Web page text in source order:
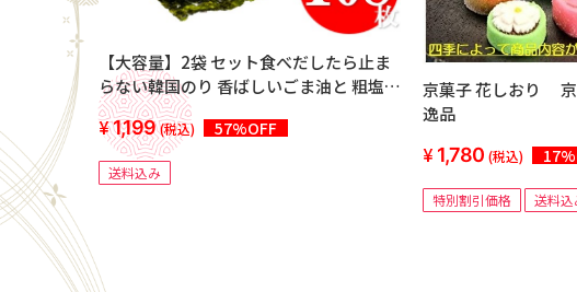
【大容量】2袋 セット食べだしたら止ま
らない韓国のり 香ばしいごま油と 粗塩
で仕上げの韓国のり 9枚切り108枚
（54枚×2袋）
1,199(税込) 57%OFF
送料込み
京菓子 花しおり 京
逸品
1,780 (税込)
特別割引価格 送料込